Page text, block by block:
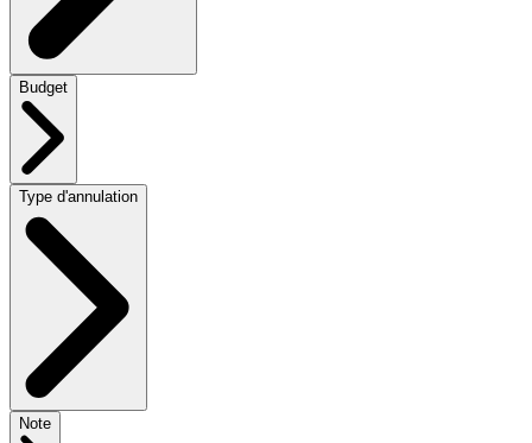
Budget
Type d'annulation
Note